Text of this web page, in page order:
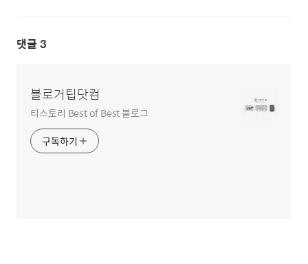
댓글 3
블로거팁닷컴
티스토리 Best of Best 블로그
구독하기